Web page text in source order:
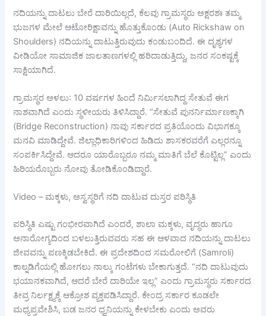
ನದಿಯನ್ನು ದಾಟಲು ಬೇರೆ ದಾರಿಯಿಲ್ಲದೆ, ಕೆಲವು ಗ್ರಾಮಸ್ಥರು ಅಕ್ಷರಶಃ ತಮ್ಮ
ಭುಜಗಳ ಮೇಲೆ ಆಟೋರಿಕ್ಷಾವನ್ನು ಹೊತ್ತುಕೊಂಡು (Auto Rickshaw on
Shoulders) ನದಿಯನ್ನು ದಾಟುತ್ತಿರುವುದು ಕಂಡುಬಂದಿದೆ. ಈ ದೃಶ್ಯಗಳ
ವೀಡಿಯೋ ಸಾಮಾಜಿಕ ಜಾಲತಾಣಗಳಲ್ಲಿ ಹರಿದಾಡುತ್ತಿದ್ದು, ಜನರ ಸಂಕಷ್ಟಕ್ಕೆ
ಸಾಕ್ಷಿಯಾಗಿದೆ.
ಗ್ರಾಮಸ್ಥರ ಅಳಲು: 10 ವರ್ಷಗಳ ಹಿಂದೆ ನಿರ್ಮಿಸಲಾಗಿದ್ದ ಸೇತುವೆ ಈಗ
ನಾಶವಾಗಿದೆ ಎಂದು ಸ್ಥಳೀಯರು ತಿಳಿಸಿದ್ದಾರೆ. “ಸೇತುವೆ ಪುನರ್ನಿರ್ಮಾಣಕ್ಕಾಗಿ
(Bridge Reconstruction) ನಾವು ಸರ್ಕಾರದ ಪ್ರತಿಯೊಂದು ವಿಭಾಗಕ್ಕೂ
ಮನವಿ ಮಾಡಿದ್ದೇವೆ. ಜಿಲ್ಲಾಧಿಕಾರಿಗಳಿಂದ ಹಿಡಿದು ಶಾಸಕರವರೆಗೆ ಎಲ್ಲರನ್ನೂ
ಸಂಪರ್ಕಿಸಿದ್ದೇವೆ. ಆದರೂ ಯಾರೊಬ್ಬರೂ ನಮ್ಮ ಮಾತಿಗೆ ಬೆಲೆ ಕೊಟ್ಟಿಲ್ಲ” ಎಂದು
ಹಿರಿಯರೊಬ್ಬರು ನೋವು ತೋಡಿಕೊಂಡಿದ್ದಾರೆ.
Video – ಮಕ್ಕಳು, ಅಸ್ವಸ್ಥರಿಗೆ ನದಿ ದಾಟುವ ದುಸ್ತರ ಪರಿಸ್ಥಿತಿ
ಪರಿಸ್ಥಿತಿ ಎಷ್ಟು ಗಂಭೀರವಾಗಿದೆ ಎಂದರೆ, ಶಾಲಾ ಮಕ್ಕಳು, ವೃದ್ಧರು ಹಾಗೂ
ಅನಾರೋಗ್ಯದಿಂದ ಬಳಲುತ್ತಿರುವವರು ಸಹ ಈ ಆಳವಾದ ನದಿಯನ್ನು ದಾಟಲು
ಜೀವವನ್ನು ಪಣಕ್ಕಿಡಬೇಕಿದೆ. ಈ ಪ್ರದೇಶದಿಂದ ಸಮರೋಲಿಗೆ (Samroli)
ಕಾಲ್ನಡಿಗೆಯಲ್ಲಿ ಹೋಗಲು ನಾಲ್ಕು ಗಂಟೆಗಳು ಬೇಕಾಗುತ್ತದೆ. “ನದಿ ದಾಟುವುದು
ಭಯಾನಕವಾಗಿದೆ, ಆದರೆ ಬೇರೆ ದಾರಿಯೇ ಇಲ್ಲ” ಎಂದು ಗ್ರಾಮಸ್ಥರು ಸರ್ಕಾರದ
ತೀವ್ರ ನಿರ್ಲಕ್ಷ್ಯಕ್ಕೆ ಆಕ್ರೋಶ ವ್ಯಕ್ತಪಡಿಸಿದ್ದಾರೆ. ಕೇಂದ್ರ ಸರ್ಕಾರ ಕೂಡಲೇ
ಮಧ್ಯಪ್ರವೇಶಿಸಿ, ಬಡ ಜನರ ಧ್ವನಿಯನ್ನು ಕೇಳಬೇಕು ಎಂದು ಅವರು